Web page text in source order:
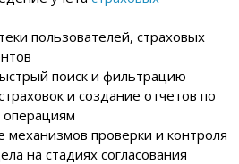
пользователей, страховых
поиск и фильтрацию
и создание отчетов по
механизмов проверки и контроля
на стадиях согласования